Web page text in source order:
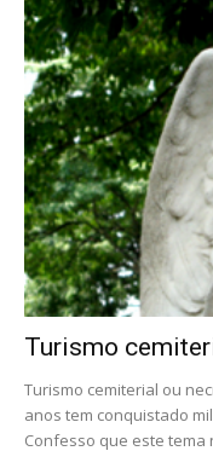
Turismo
Turismo cemiterial ou
anos tem conquistado
Confesso que este tema